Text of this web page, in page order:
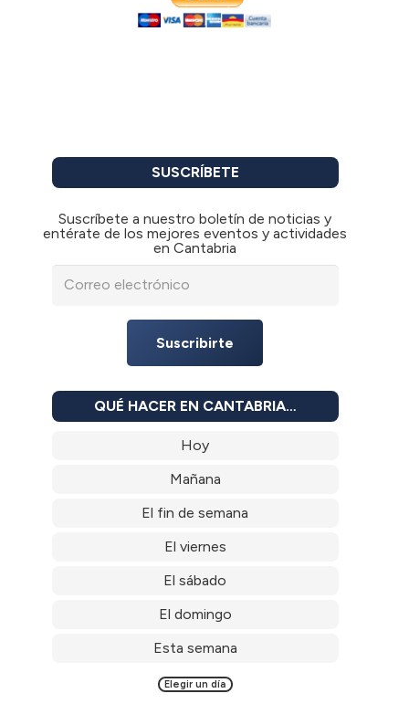
SUSCRÍBETE
Suscríbete a nuestro boletín de noticias y
entérate de los mejores eventos y actividades
en Cantabria
Suscribirte
QUÉ HACER EN CANTABRIA…
Hoy
Mañana
El fin de semana
El viernes
El sábado
El domingo
Esta semana
Elegir un día